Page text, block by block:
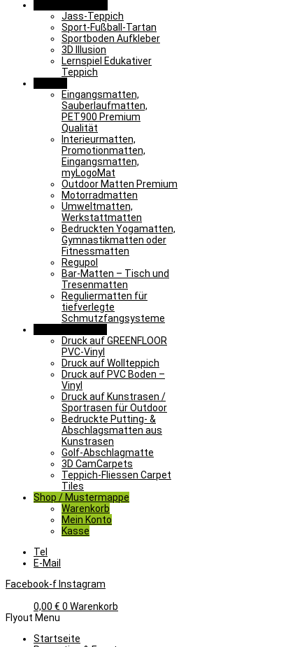
Jass-Teppich
Sport-Fußball-Tartan
Sportboden Aufkleber
3D Illusion
Lernspiel Edukativer
Teppich
Eingangsmatten,
Sauberlaufmatten,
PET900 Premium
Qualität
Interieurmatten,
Promotionmatten,
Eingangsmatten,
myLogoMat
Outdoor Matten Premium
Motorradmatten
Umweltmatten,
Werkstattmatten
Bedruckten Yogamatten,
Gymnastikmatten oder
Fitnessmatten
Regupol
Bar-Matten – Tisch und
Tresenmatten
Reguliermatten für
tiefverlegte
Schmutzfangsysteme
Druck auf GREENFLOOR
PVC-Vinyl
Druck auf Wollteppich
Druck auf PVC Boden –
Vinyl
Druck auf Kunstrasen /
Sportrasen für Outdoor
Bedruckte Putting- &
Abschlagsmatten aus
Kunstrasen
Golf-Abschlagmatte​
3D CamCarpets
Teppich-Fliessen Carpet
Tiles
Shop / Mustermappe
Warenkorb
Mein Konto
Kasse
Tel
E-Mail
Facebook-f Instagram
0,00 € 0 Warenkorb
Flyout Menu
Startseite